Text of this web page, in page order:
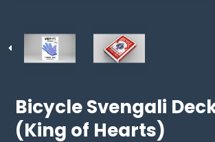
Bicycle Svengali
(King of Hearts)